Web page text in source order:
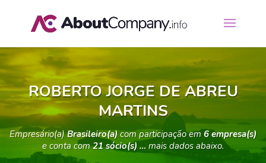
ROBERTO JORGE DE ABREU
MARTINS
Empresário(a)Brasileiro(a) com participação em 6 empresa(s)
e conta com21 sócio(s) … mais dados abaixo.